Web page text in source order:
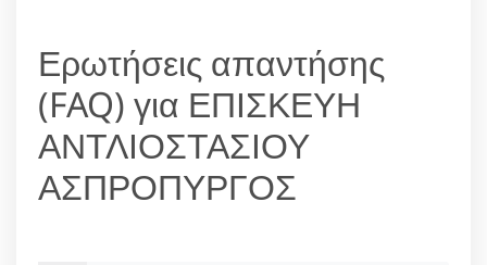
Ερωτήσεις απαντήσης
(FAQ) για ΕΠΙΣΚΕΥΗ
ΑΝΤΛΙΟΣΤΑΣΙΟΥ
ΑΣΠΡΟΠΥΡΓΟΣ